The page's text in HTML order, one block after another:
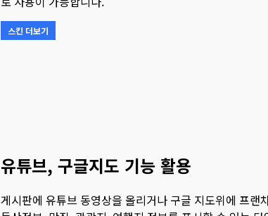
스킨 더보기
유튜브, 구글지도 기능 활용
게시판에 유튜브 동영상을 올리거나 구글 지도위에 프랜